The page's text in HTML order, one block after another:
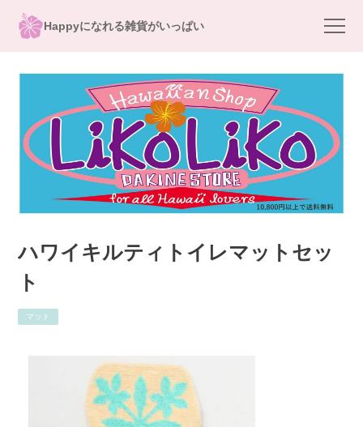
Happyになれる雑貨がいっぱい
ハワイキルティトイレマットセッ
ト
マット